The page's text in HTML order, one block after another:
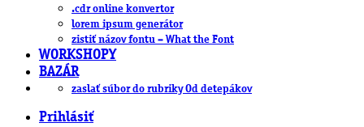
.cdr online konvertor
lorem ipsum generátor
zistiť názov fontu – What the Font
WORKSHOPY
BAZÁR
zaslať súbor do rubriky Od detepákov
Prihlásiť